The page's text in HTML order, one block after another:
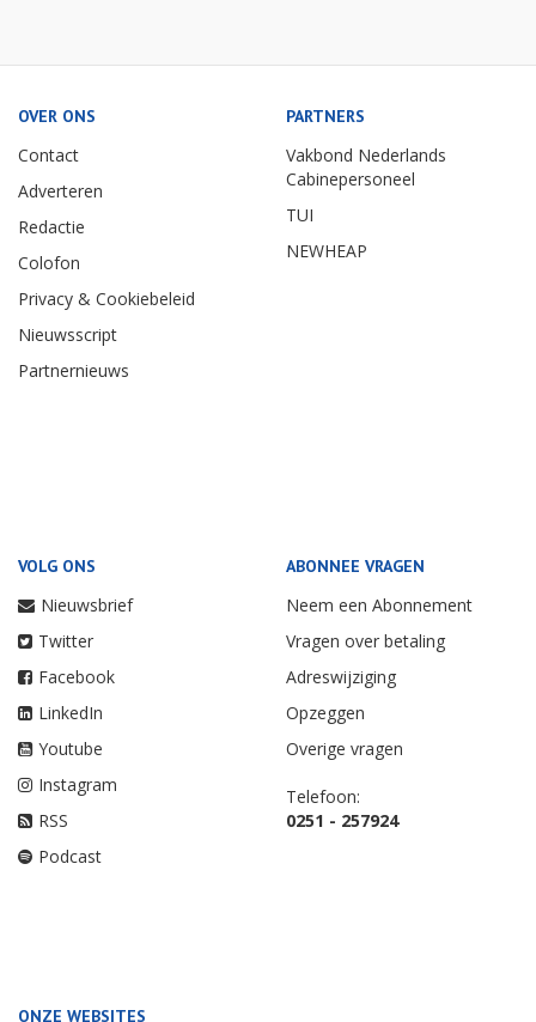
OVER ONS
Contact
Adverteren
Redactie
Colofon
Privacy & Cookiebeleid
Nieuwsscript
Partnernieuws
PARTNERS
Vakbond Nederlands
Cabinepersoneel
TUI
NEWHEAP
VOLG ONS
Nieuwsbrief
Twitter
Facebook
LinkedIn
Youtube
Instagram
RSS
Podcast
ABONNEE VRAGEN
Neem een Abonnement
Vragen over betaling
Adreswijziging
Opzeggen
Overige vragen
Telefoon:
0251 - 257924
ONZE WEBSITES